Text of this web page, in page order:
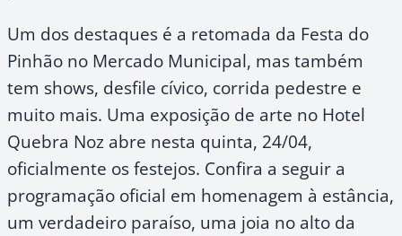
Um dos destaques é a retomada da Festa do
Pinhão no Mercado Municipal, mas também
tem shows, desfile cívico, corrida pedestre e
muito mais. Uma exposição de arte no Hotel
Quebra Noz abre nesta quinta, 24/04,
oficialmente os festejos. Confira a seguir a
programação oficial em homenagem à estância,
um verdadeiro paraíso, uma joia no alto da